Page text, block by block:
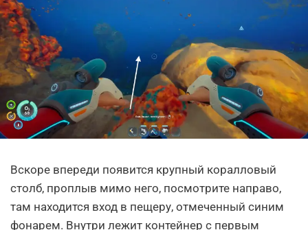
Вскоре впереди появится крупный коралловый
столб, проплыв мимо него, посмотрите направо,
там находится вход в пещеру, отмеченный синим
фонарем. Внутри лежит контейнер с первым